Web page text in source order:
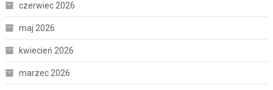
czerwiec 2026
maj 2026
kwiecień 2026
marzec 2026